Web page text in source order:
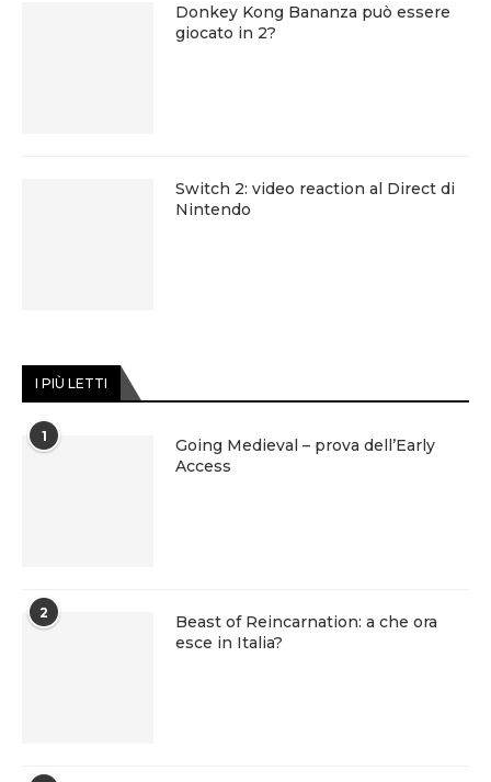
Donkey Kong Bananza può essere
giocato in 2?
Switch 2: video reaction al Direct di
Nintendo
I PIÙ LETTI
1
Going Medieval – prova dell’Early
Access
2
Beast of Reincarnation: a che ora
esce in Italia?